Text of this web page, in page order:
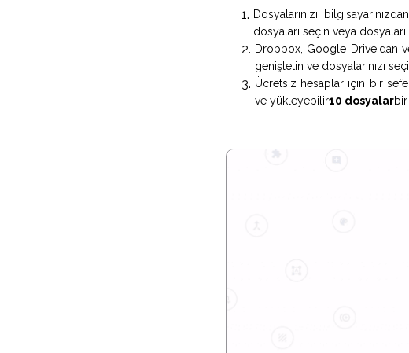
Dosyalarınızı
dosyaları seçin veya dosyaları
Dropbox, Google Drive'dan
genişletin ve dosyalarınızı
Ücretsiz hesaplar için bir
ve yükleyebilir10 dosyalar